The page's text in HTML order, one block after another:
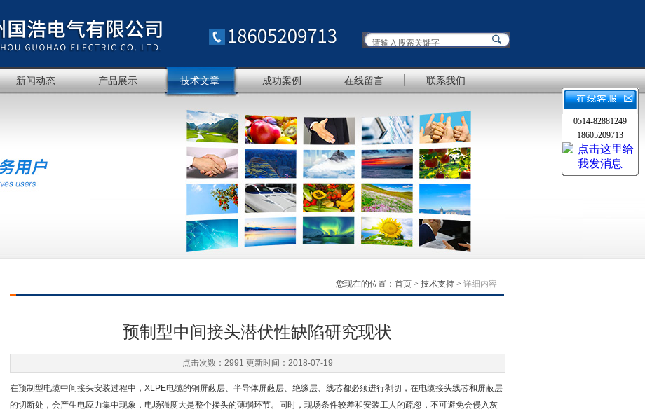
新闻动态 产品展示 技术文章 成功案例 在线留言 联系我们
您现在的位置： 首页 > 技术支持 > 详细内容
预制型中间接头潜伏性缺陷研究现状
点击次数：2991 更新时间：2018-07-19
在预制型电缆中间接头安装过程中，XLPE电缆的铜屏蔽层、半导体屏蔽层、绝缘层、线芯都必须进行剥切，在电缆接头线芯和屏蔽层
的切断处，会产生电应力集中现象，电场强度大是整个接头的薄弱环节。同时，现场条件较差和安装工人的疏忽，不可避免会侵入灰
0514-82881249
18605209713